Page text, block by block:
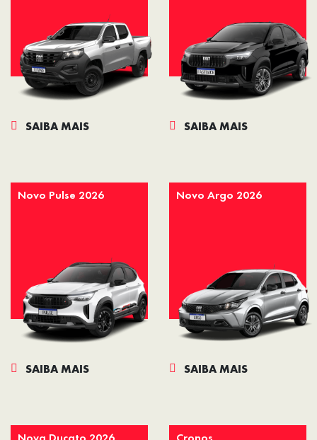
SAIBA MAIS SAIBA MAIS
Novo Pulse 2026
SAIBA MAIS
Novo Argo 2026
SAIBA MAIS